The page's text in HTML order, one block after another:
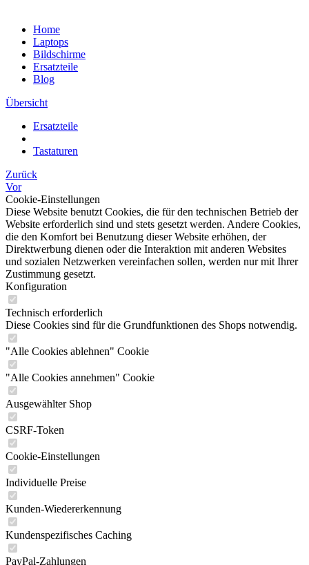
Home
Laptops
Bildschirme
Ersatzteile
Blog
Übersicht
Ersatzteile
Tastaturen
Zurück
Vor
Cookie-Einstellungen
Diese Website benutzt Cookies, die für den technischen Betrieb der
Website erforderlich sind und stets gesetzt werden. Andere Cookies,
die den Komfort bei Benutzung dieser Website erhöhen, der
Direktwerbung dienen oder die Interaktion mit anderen Websites
und sozialen Netzwerken vereinfachen sollen, werden nur mit Ihrer
Zustimmung gesetzt.
Konfiguration
Technisch erforderlich
Diese Cookies sind für die Grundfunktionen des Shops notwendig.
"Alle Cookies ablehnen" Cookie
"Alle Cookies annehmen" Cookie
Ausgewählter Shop
CSRF-Token
Cookie-Einstellungen
Individuelle Preise
Kunden-Wiedererkennung
Kundenspezifisches Caching
PayPal-Zahlungen